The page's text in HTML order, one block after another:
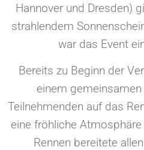
Hannover und Dresden)
strahlendem
war das Event
Bereits zu Beginn der
einem
Teilnehmenden auf das
eine fröhliche
Rennen bereitete